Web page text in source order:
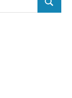
SUCHEN